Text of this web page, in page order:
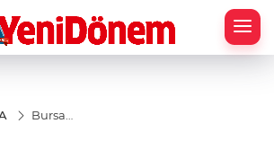
Bursa